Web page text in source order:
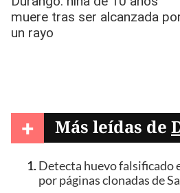
+ Más leídas de
Detecta huevo falsificado
por páginas clonadas de